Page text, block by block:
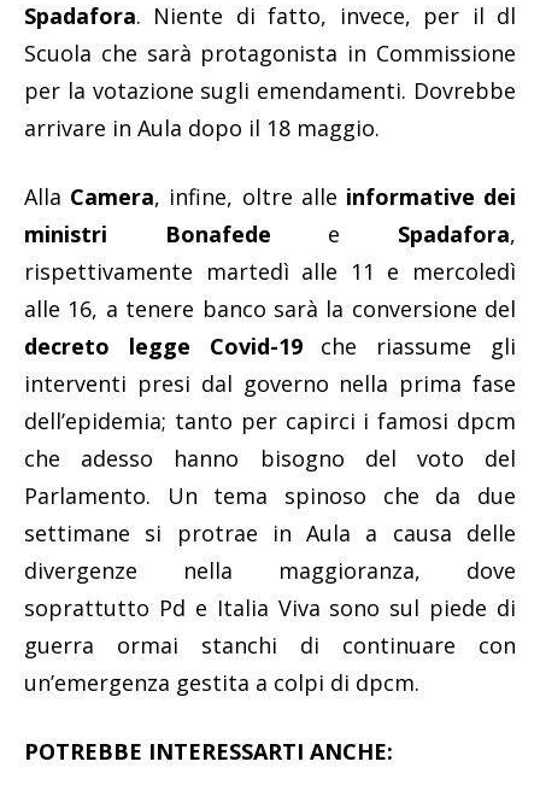
Spadafora. Niente di fatto, invece, per il dl
Scuola che sarà protagonista in Commissione
per la votazione sugli emendamenti. Dovrebbe
arrivare in Aula dopo il 18 maggio.
Alla Camera, infine, oltre alle informative dei
ministri Bonafede e Spadafora,
rispettivamente martedì alle 11 e mercoledì
alle 16, a tenere banco sarà la conversione del
decreto legge Covid-19che riassume gli
interventi presi dal governo nella prima fase
dell’epidemia; tanto per capirci i famosi dpcm
che adesso hanno bisogno del voto del
Parlamento. Un tema spinoso che da due
settimane si protrae in Aula a causa delle
divergenze nella maggioranza, dove
soprattutto Pd e Italia Viva sono sul piede di
guerra ormai stanchi di continuare con
un’emergenza gestita a colpi di dpcm.
POTREBBE INTERESSARTI ANCHE: